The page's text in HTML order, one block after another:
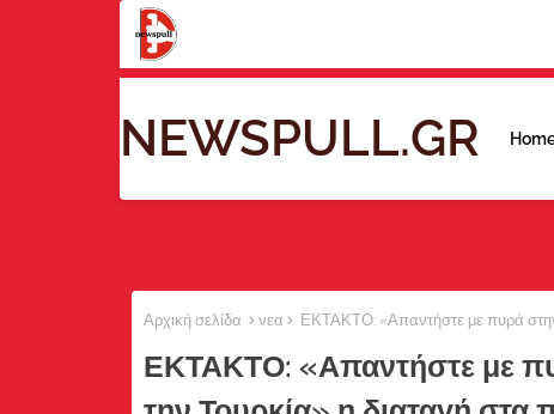
NEWSPULL.GR
Αρχική σελίδα νεα ΕΚΤΑΚΤΟ: «Απαντήστε με πυρά
ΕΚΤΑΚΤΟ: «Απαντήστε με